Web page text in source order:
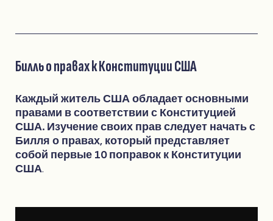
Билль о правах к Конституции США
Каждый житель США обладает основными
правами в соответствии с Конституцией
США. Изучение своих прав следует начать с
Билля о правах, который представляет
собой первые 10 поправок к Конституции
США.